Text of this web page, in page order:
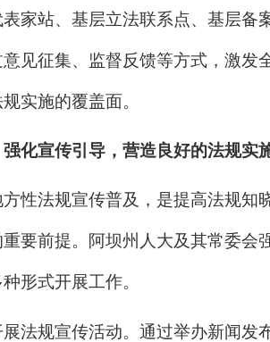
家站、基层立法联系点、基层备
见征集、监督反馈等方式，激发
实施的覆盖面。
强化宣传引导，营造良好的法规实
方性法规宣传普及，是提高法规知
要前提。阿坝州人大及其常委会
形式开展工作。
法规宣传活动。 通过举办新闻发